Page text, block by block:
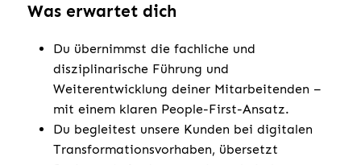
Was erwartet dich
Du übernimmst die fachliche und
disziplinarische Führung und
Weiterentwicklung deiner Mitarbeitenden –
mit einem klaren People-First-Ansatz.
Du begleitest unsere Kunden bei digitalen
Transformationsvorhaben, übersetzt